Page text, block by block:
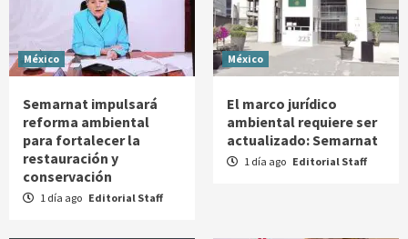
México
Semarnat impulsará
reforma ambiental
para fortalecer la
restauración y
conservación
1 día ago Editorial Staff
México
El marco jurídico
ambiental requiere ser
actualizado: Semarnat
1 día ago Editorial Staff